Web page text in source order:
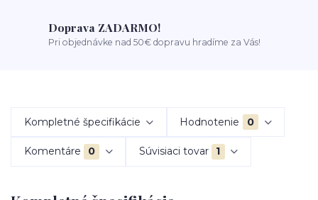
Doprava ZADARMO!
Pri objednávke nad 50€ dopravu hradíme za Vás!
Kompletné špecifikácie Hodnotenie 0
Komentáre 0 Súvisiaci tovar 1